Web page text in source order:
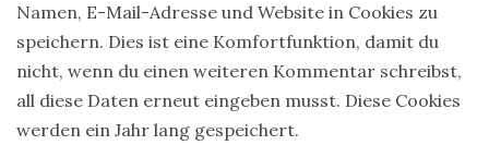
Namen, E-Mail-Adresse und Website in Cookies zu
speichern. Dies ist eine Komfortfunktion, damit du
nicht, wenn du einen weiteren Kommentar schreibst,
all diese Daten erneut eingeben musst. Diese Cookies
werden ein Jahr lang gespeichert.